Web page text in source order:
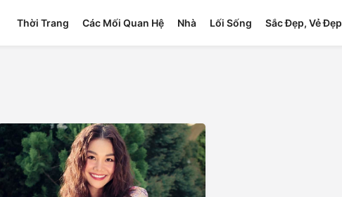
Thời Trang Các Mối Quan Hệ Nhà Lối Sống Sắc Đẹp, Vẻ Đẹp